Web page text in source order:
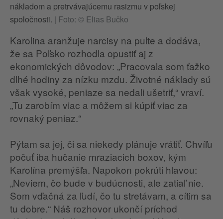
nákladom a pretrvávajúcemu rasizmu v poľskej
spoločnosti. | Foto: © Elias Bučko
Karolina aranžuje narcisy na pulte a dodáva,
že sa Poľsko rozhodla opustiť aj z
ekonomických dôvodov: „Pracovala som ťažko
dlhé hodiny za nízku mzdu. Životné náklady sú
však vysoké, peniaze sa nedali ušetriť,“ vraví.
„Tu zarobím viac a môžem si kúpiť viac za
rovnaký peniaz.“
Pýtam sa jej, či sa niekedy plánuje vrátiť. Chvíľu
počuť iba hučanie mraziacich boxov, kým
Karolína premýšľa. Napokon pokrúti hlavou:
„Neviem, čo bude v budúcnosti, ale zatiaľ nie.
Som vďačná za ľudí, čo tu stretávam, a cítim sa
tu dobre.“ Náš rozhovor ukončí príchod